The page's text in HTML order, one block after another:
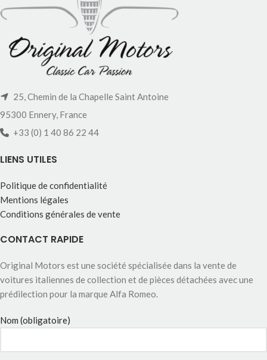
25, Chemin de la Chapelle Saint Antoine
95300 Ennery, France
+33 (0) 1 40 86 22 44
LIENS UTILES
Politique de confidentialité
Mentions légales
Conditions générales de vente
CONTACT RAPIDE
Original Motors est une société spécialisée dans la vente de
voitures italiennes de collection et de pièces détachées avec une
prédilection pour la marque Alfa Romeo.
Nom (obligatoire)